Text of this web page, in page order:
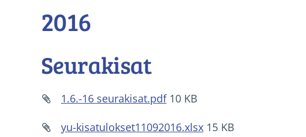
2016
Seurakisat
1.6.-16 seurakisat.pdf 10 KB
yu-kisatulokset11092016.xlsx 15 KB